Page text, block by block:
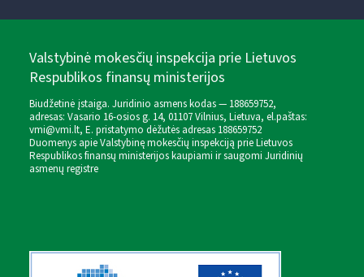
Valstybinė mokesčių inspekcija prie Lietuvos
Respublikos finansų ministerijos
Biudžetinė įstaiga. Juridinio asmens kodas — 188659752,
adresas: Vasario 16-osios g. 14, 01107 Vilnius, Lietuva, el.paštas:
vmi@vmi.lt, E. pristatymo dėžutės adresas 188659752
Duomenys apie Valstybinę mokesčių inspekciją prie Lietuvos
Respublikos finansų ministerijos kaupiami ir saugomi Juridinių
asmenų registre